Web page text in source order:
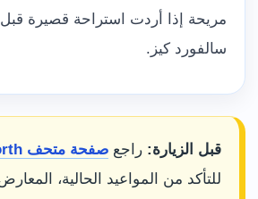
مريحة إذا أردت استراحة قصيرة
سالفورد كيز.
قبل الزيارة: راجع صفحة متحف IWM North الرسمية
للتأكد من المواعيد الحالية،